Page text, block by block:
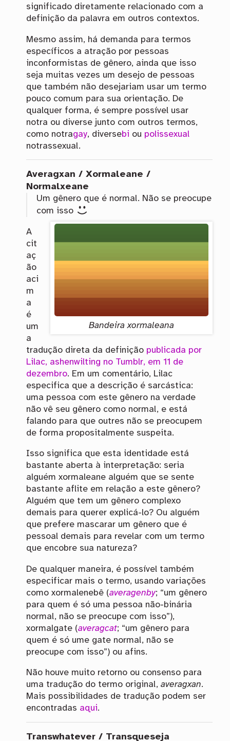
significado diretamente relacionado com a
definição da palavra em outros contextos.
Mesmo assim, há demanda para termos
específicos a atração por pessoas
inconformistas de gênero, ainda que isso
seja muitas vezes um desejo de pessoas
que também não desejariam usar um termo
pouco comum para sua orientação. De
qualquer forma, é sempre possível usar
notra ou diverse junto com outros termos,
como notragay, diversebi ou polissexual
notrassexual.
Averagxan / Xormaleane /
Normalxeane
Um gênero que é normal. Não se preocupe
com isso
Bandeira xormaleana
A
cit
aç
ão
aci
m
a
é
um
a
tradução direta da definição publicada por
Lilac, ashenwilting no Tumblr, em 11 de
dezembro. Em um comentário, Lilac
especifica que a descrição é sarcástica:
uma pessoa com este gênero na verdade
não vê seu gênero como normal, e está
falando para que outres não se preocupem
de forma propositalmente suspeita.
Isso significa que esta identidade está
bastante aberta à interpretação: seria
alguém xormaleane alguém que se sente
bastante aflite em relação a este gênero?
Alguém que tem um gênero complexo
demais para querer explicá-lo? Ou alguém
que prefere mascarar um gênero que é
pessoal demais para revelar com um termo
que encobre sua natureza?
De qualquer maneira, é possível também
especificar mais o termo, usando variações
como xormalenebê (averagenby; “um gênero
para quem é só uma pessoa não-binária
normal, não se preocupe com isso”),
xormalgate (averagcat; “um gênero para
quem é só ume gate normal, não se
preocupe com isso”) ou afins.
Não houve muito retorno ou consenso para
uma tradução do termo original, averagxan.
Mais possibilidades de tradução podem ser
encontradas aqui.
Transwhatever / Transqueseja